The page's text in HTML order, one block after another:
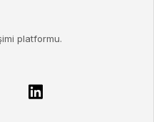
platformu.